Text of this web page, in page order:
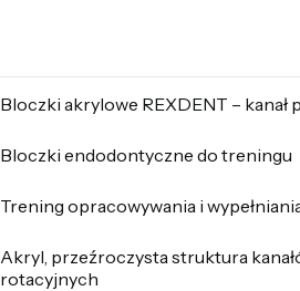
Bloczki akrylowe REXDENT –
Bloczki endodontyczne do treningu
Trening opracowywania i
Akryl, przeźroczysta struktura
rotacyjnych